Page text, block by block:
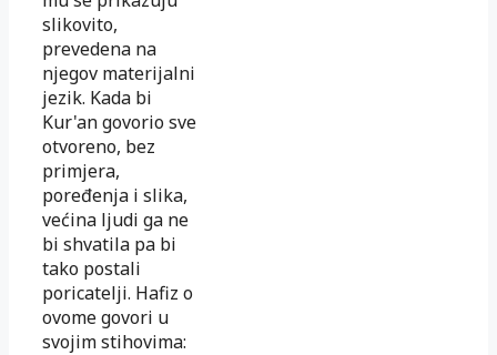
slikovito,
prevedena na
njegov materijalni
jezik. Kada bi
Kur'an govorio sve
otvoreno, bez
primjera,
poređenja i slika,
većina ljudi ga ne
bi shva­tila pa bi
tako postali
poricatelji. Hafiz o
ovome govori u
svojim sti­hovima: